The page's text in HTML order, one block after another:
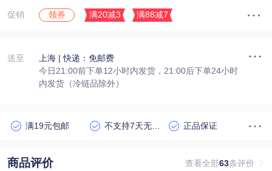
促销 领券 满20减3 满88减7
送至 上海 | 快递：免邮费
今日21:00前下单12小时内发货，21:00后下单24小时
内发货（冷链品除外）
满19元包邮 正品保证
商品评价 查看全部63条评价